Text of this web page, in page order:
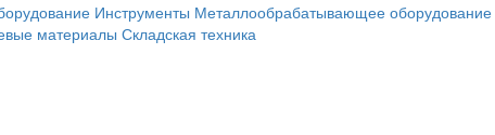
Инструменты Металлообрабатывающее оборудование
материалы Складская техника